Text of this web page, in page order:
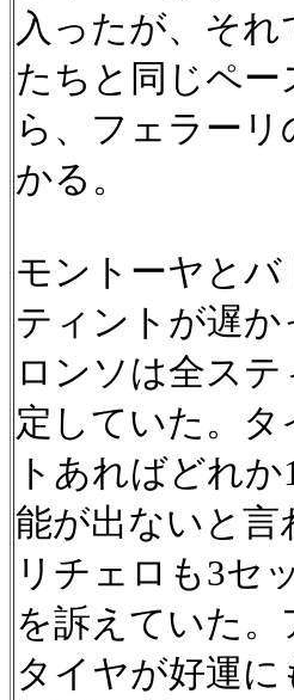
入ったが、そ
たちと同じペ
ら、フェラーリ
かる。
モントーヤとバ
ティントが遅か
ロンソは全ス
定していた。タ
トあればどれ
能が出ないと言
リチェロも3セ
を訴えていた。
タイヤが好運に